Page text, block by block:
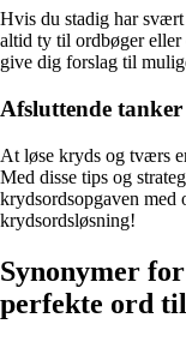
Hvis du stadig har
altid ty til ordbøger
give dig forslag til
Afsluttende tanker
At løse kryds og tværs
Med disse tips og
krydsordsopgaven
krydsordsløsning!
Synonymer
perfekte ord